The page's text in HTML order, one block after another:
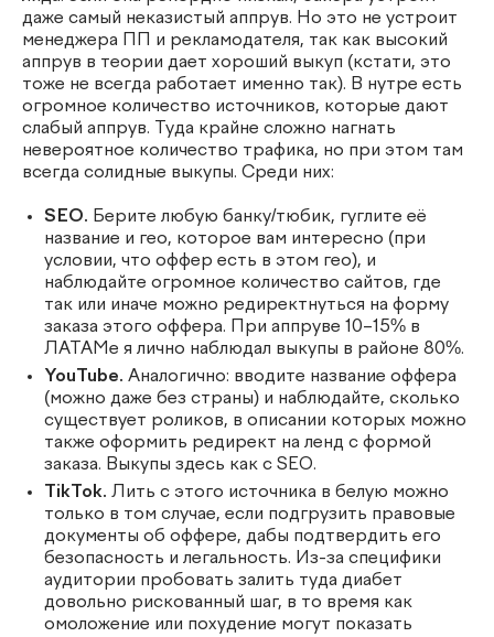
даже самый неказистый аппрув. Но это не устроит
менеджера ПП и рекламодателя, так как высокий
аппрув в теории дает хороший выкуп (кстати, это
тоже не всегда работает именно так). В нутре есть
огромное количество источников, которые дают
слабый аппрув. Туда крайне сложно нагнать
невероятное количество трафика, но при этом там
всегда солидные выкупы. Среди них:
SEO. Берите любую банку/тюбик, гуглите её
название и гео, которое вам интересно (при
условии, что оффер есть в этом гео), и
наблюдайте огромное количество сайтов, где
так или иначе можно редиректнуться на форму
заказа этого оффера. При аппруве 10–15% в
ЛАТАМе я лично наблюдал выкупы в районе 80%.
YouTube. Аналогично: вводите название оффера
(можно даже без страны) и наблюдайте, сколько
существует роликов, в описании которых можно
также оформить редирект на ленд с формой
заказа. Выкупы здесь как с SEO.
TikTok. Лить с этого источника в белую можно
только в том случае, если подгрузить правовые
документы об оффере, дабы подтвердить его
безопасность и легальность. Из-за специфики
аудитории пробовать залить туда диабет
довольно рискованный шаг, в то время как
омоложение или похудение могут показать